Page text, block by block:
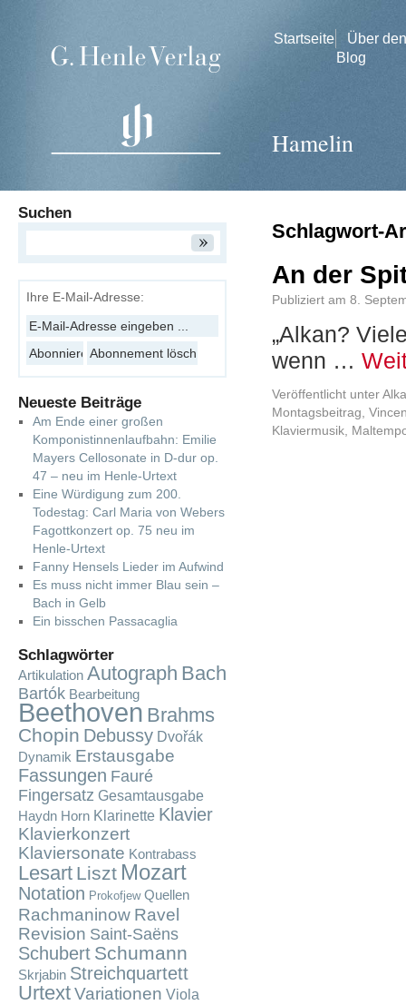
Startseite
Über den
Blog
Hamelin
Schlagwort-
An der
Publiziert am 8.
„Alkan?
wenn …
Veröffentlicht unter
Montagsbeitrag
Klaviermusik
Suchen
Ihre E-Mail-Adresse:
Neueste Beiträge
Am Ende einer großen
Komponistinnenlaufbahn: Emilie
Mayers Cellosonate in D-dur op.
47 – neu im Henle-Urtext
Eine Würdigung zum 200.
Todestag: Carl Maria von Webers
Fagottkonzert op. 75 neu im
Henle-Urtext
Fanny Hensels Lieder im Aufwind
Es muss nicht immer Blau sein –
Bach in Gelb
Ein bisschen Passacaglia
Schlagwörter
Artikulation Autograph Bach
Bartók Bearbeitung
Beethoven Brahms
Chopin Debussy Dvořák
Dynamik Erstausgabe
Fassungen Fauré
Fingersatz Gesamtausgabe
Haydn Horn Klarinette Klavier
Klavierkonzert
Klaviersonate Kontrabass
Lesart Liszt Mozart
Notation Prokofjew Quellen
Rachmaninow Ravel
Revision Saint-Saëns
Schubert Schumann
Skrjabin Streichquartett
UrtextVariationen Viola